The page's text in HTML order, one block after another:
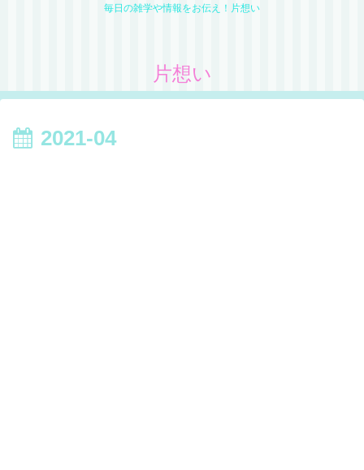
毎日の雑学や情報をお伝え！片想い
片想い
2021-04